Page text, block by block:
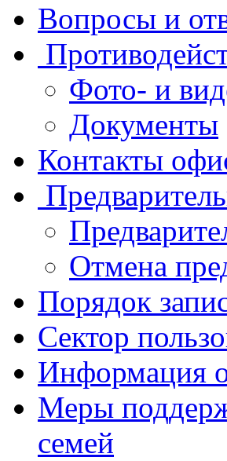
Вопросы и
Фото- и
Документы
Контакты
Отмена
Порядок
Сектор
Информация
Меры
семей